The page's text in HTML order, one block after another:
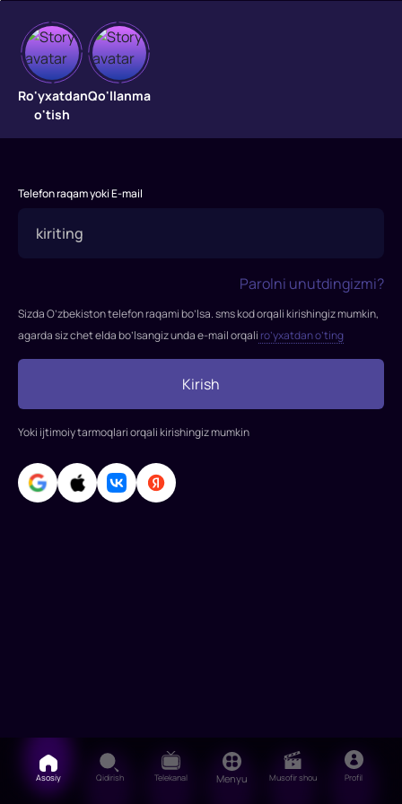
Londonning
qulashi
"Londonning
2015-
tasvirga
Bobak
Najafi
Ekxart,
Morgan
Friman,
Anjela
Ro'yxatdan
o'tish
Qo'llanma
Telefon raqam yoki E-mail
Parolni unutdingizmi?
Sizda O’zbekiston telefon raqami bo’lsa. sms kod orqali kirishingiz mumkin,
agarda siz chet elda bo’lsangiz unda e-mail orqali ro’yxatdan o’ting
Kirish
Yoki ijtimoiy tarmoqlari orqali kirishingiz mumkin
Asosiy Qidirish Telekanal Menyu Musofir shou Profil